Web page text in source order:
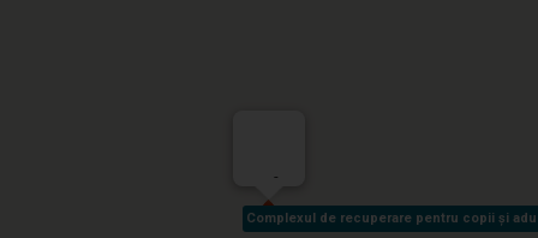
Complexul de recuperare pentru copii și
Complexul de recuperare pentru copii și
-